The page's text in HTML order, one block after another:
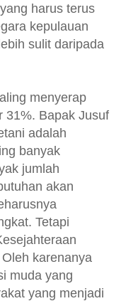
harus terus
kepulauan
sulit daripada
menyerap
31%. Bapak Jusuf
adalah
banyak
jumlah
akan
Tetapi
karenanya
muda yang
yang menjadi